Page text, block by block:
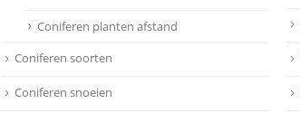
Coniferen planten afstand
Coniferen soorten
Coniferen snoeien